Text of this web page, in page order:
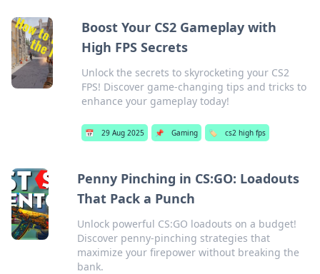
Boost Your CS2 Gameplay with
High FPS Secrets
Unlock the secrets to skyrocketing your CS2
FPS! Discover game-changing tips and tricks to
enhance your gameplay today!
📅 29 Aug 2025 📌 Gaming 🏷️ cs2 high fps
Penny Pinching in CS:GO: Loadouts
That Pack a Punch
Unlock powerful CS:GO loadouts on a budget!
Discover penny-pinching strategies that
maximize your firepower without breaking the
bank.